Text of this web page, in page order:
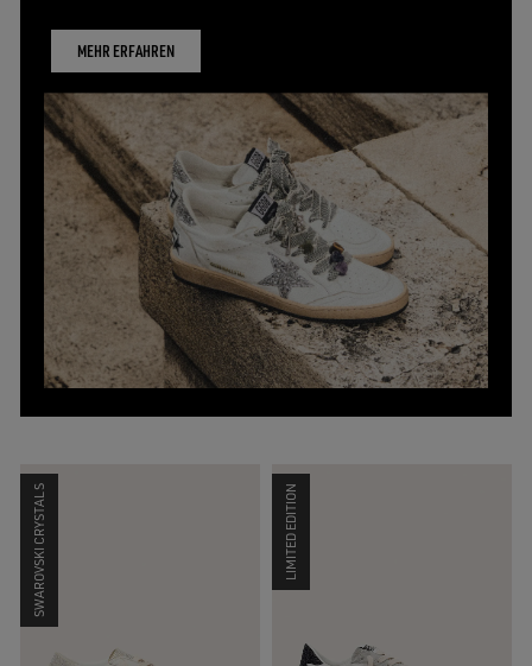
MEHR ERFAHREN
SWAROVSKI CRYSTALS LIMITED EDITION